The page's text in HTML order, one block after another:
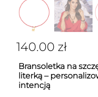
140.00 zł
Bransoletka na
literką –
intencją